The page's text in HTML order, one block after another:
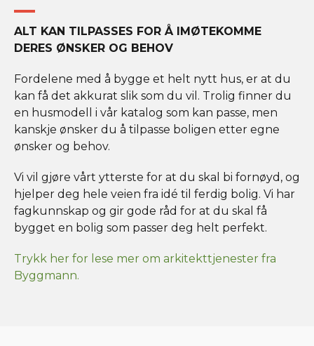
ALT KAN TILPASSES FOR Å IMØTEKOMME
DERES ØNSKER OG BEHOV
Fordelene med å bygge et helt nytt hus, er at du
kan få det akkurat slik som du vil. Trolig finner du
en husmodell i vår katalog som kan passe, men
kanskje ønsker du å tilpasse boligen etter egne
ønsker og behov.
Vi vil gjøre vårt ytterste for at du skal bi fornøyd, og
hjelper deg hele veien fra idé til ferdig bolig. Vi har
fagkunnskap og gir gode råd for at du skal få
bygget en bolig som passer deg helt perfekt.
Trykk her for lese mer om arkitekttjenester fra
Byggmann.